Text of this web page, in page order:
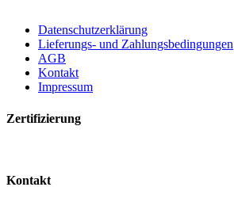
Datenschutzerklärung
Lieferungs- und Zahlungsbedingungen
AGB
Kontakt
Impressum
Zertifizierung
Kontakt